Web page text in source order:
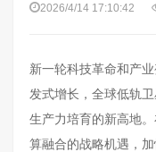
2026/4/14 17:10:42
新一轮科技革命和产
发式增长，全球低轨
生产力培育的新高地
算融合的战略机遇，